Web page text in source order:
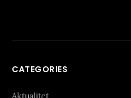
CATEGORIES
Aktualitet